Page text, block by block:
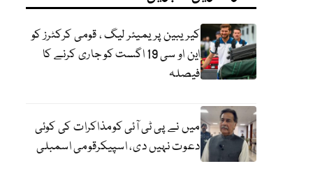
کیریبین پریمیئر لیگ ، قومی کرکٹرز کو
این او سی 19 اگست کو جاری کرنے کا
فیصلہ
میں نے پی ٹی آئی کومذاکرات کی کوئی
دعوت نہیں دی، اسپیکرقومی اسمبلی